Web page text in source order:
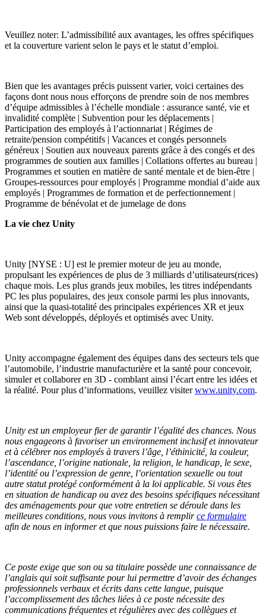
Veuillez noter: L’admissibilité aux avantages, les offres spécifiques
et la couverture varient selon le pays et le statut d’emploi.
Bien que les avantages précis puissent varier, voici certaines des
façons dont nous nous efforçons de prendre soin de nos membres
d’équipe admissibles à l’échelle mondiale : assurance santé, vie et
invalidité complète | Subvention pour les déplacements |
Participation des employés à l’actionnariat | Régimes de
retraite/pension compétitifs | Vacances et congés personnels
généreux | Soutien aux nouveaux parents grâce à des congés et des
programmes de soutien aux familles | Collations offertes au bureau |
Programmes et soutien en matière de santé mentale et de bien-être |
Groupes-ressources pour employés | Programme mondial d’aide aux
employés | Programmes de formation et de perfectionnement |
Programme de bénévolat et de jumelage de dons
La vie chez Unity
Unity [NYSE : U] est le premier moteur de jeu au monde,
propulsant les expériences de plus de 3 milliards d’utilisateurs(rices)
chaque mois. Les plus grands jeux mobiles, les titres indépendants
PC les plus populaires, des jeux console parmi les plus innovants,
ainsi que la quasi-totalité des principales expériences XR et jeux
Web sont développés, déployés et optimisés avec Unity.
Unity accompagne également des équipes dans des secteurs tels que
l’automobile, l’industrie manufacturière et la santé pour concevoir,
simuler et collaborer en 3D - comblant ainsi l’écart entre les idées et
la réalité. Pour plus d’informations, veuillez visiterwww.unity.com.
Unity est un employeur fier de garantir l’égalité des chances. Nous
nous engageons à favoriser un environnement inclusif et innovateur
et à célébrer nos employés à travers l’âge, l’éthinicité, la couleur,
l’ascendance, l’origine nationale, la religion, le handicap, le sexe,
l’identité ou l’expression de genre, l’orientation sexuelle ou tout
autre statut protégé conformément à la loi applicable. Si vous êtes
en situation de handicap ou avez des besoins spécifiques nécessitant
des aménagements pour que votre entretien se déroule dans les
meilleures conditions, nous vous invitons à remplirce formulaire
afin de nous en informer et que nous puissions faire le nécessaire.
Ce poste exige que son ou sa titulaire possède une connaissance de
l’anglais qui soit suffisante pour lui permettre d’avoir des échanges
professionnels verbaux et écrits dans cette langue, puisque
l’accomplissement des tâches liées à ce poste nécessite des
communications fréquentes et régulières avec des collègues et